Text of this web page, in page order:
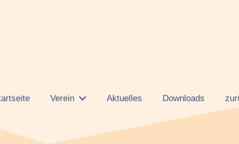
Verein Aktuelles Downloads